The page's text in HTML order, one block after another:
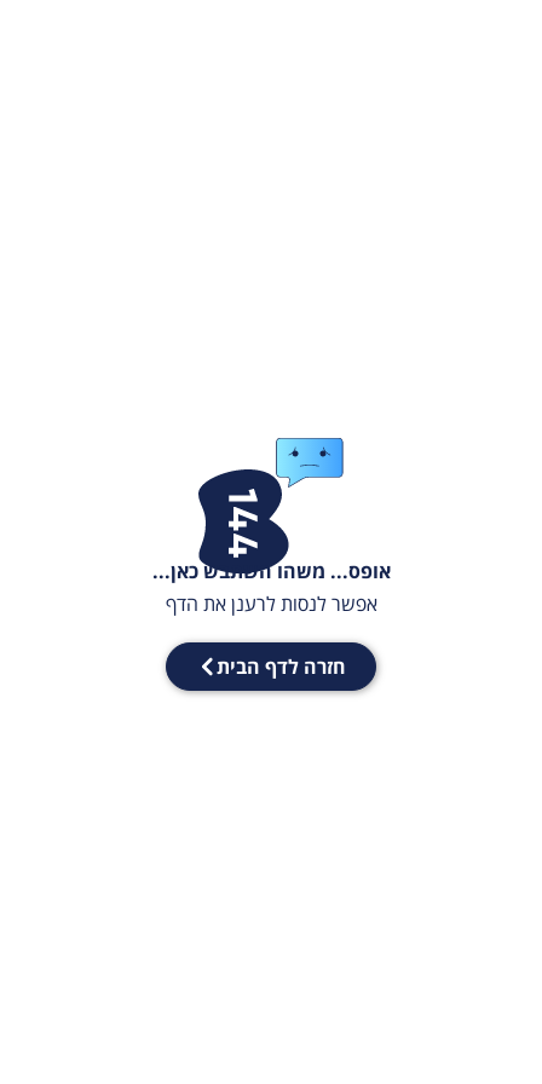
אופס... משהו השתבש כאן...
אפשר לנסות לרענן את הדף
חזרה לדף הבית